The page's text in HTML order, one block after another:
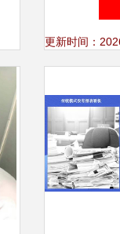
微服务架
更新时间：